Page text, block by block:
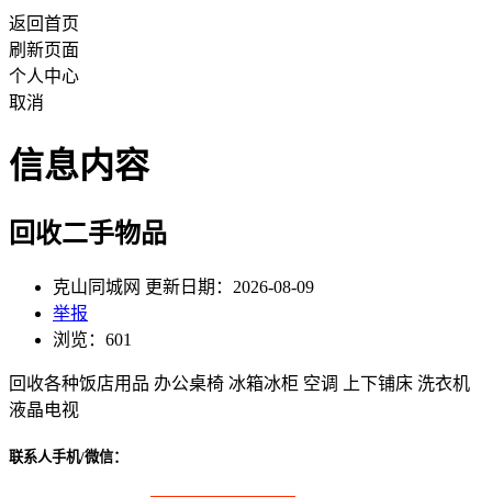
返回首页
刷新页面
个人中心
取消
信息内容
回收二手物品
克山同城网 更新日期：2026-08-09
举报
浏览：601
回收各种饭店用品 办公桌椅 冰箱冰柜 空调 上下铺床 洗衣机
液晶电视
联系人手机/微信：